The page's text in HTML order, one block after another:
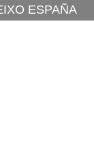
ESPAÑA